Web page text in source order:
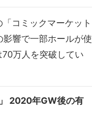
コミックマーケット
響で一部ホールが使
万人を突破してい
2020年GW後の有